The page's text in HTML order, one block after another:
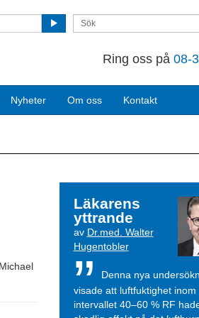
Ring oss på 08-
Nyheter Om oss Kontakt
Läkarens
yttrande
av Dr.med. Walter
Hugentobler
Denna nya
visade att luftfuktighet inom
intervallet 40–60 % RF